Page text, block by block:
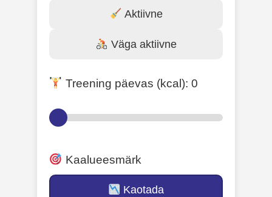
Aktiivne
Väga aktiivne
Treening päevas (kcal): 0
Kaalueesmärk
Kaotada